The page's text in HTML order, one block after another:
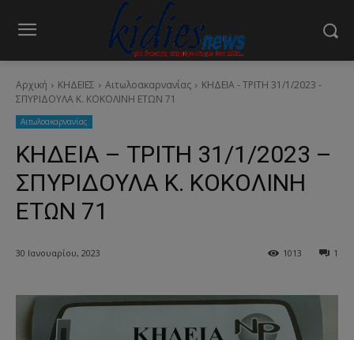
Αρχική ΚΗΔΕΙΕΣ Aιτωλοακαρνανίας
ΚΗΔΕΙΑ - ΤΡΙΤΗ 31/1/2023 -
ΣΠΥΡΙΔΟΥΛΑ Κ. ΚΟΚΟΛΙΝΗ ΕΤΩΝ 71
Aιτωλοακαρνανίας
ΚΗΔΕΙΑ – ΤΡΙΤΗ 31/1/2023 –
ΣΠΥΡΙΔΟΥΛΑ Κ. ΚΟΚΟΛΙΝΗ
ΕΤΩΝ 71
30 Ιανουαρίου, 2023 1
1013